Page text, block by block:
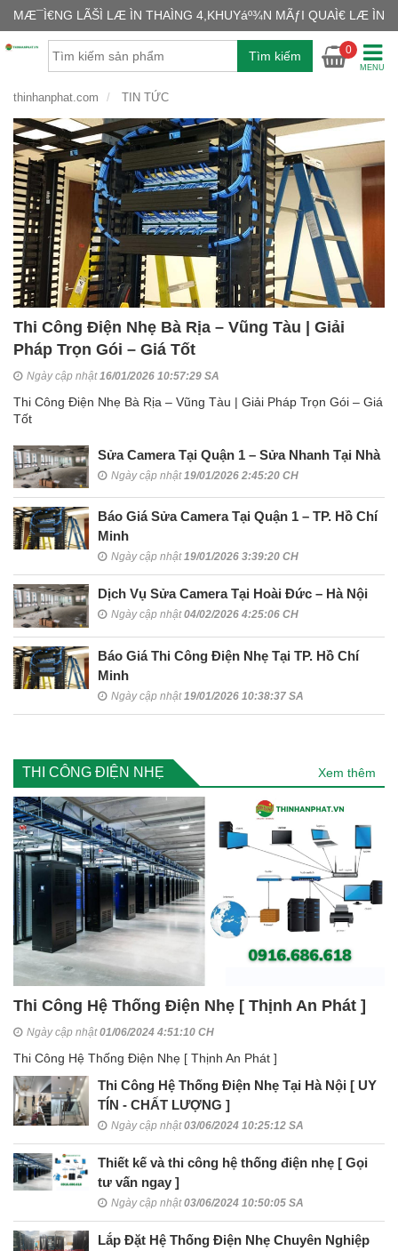
MÆ¯Ì€NG LÃŠÌ LÆ ÌN THAÌNG 4,KHUYáº¾N MÃƒI QUAÌ€ LÆ ÌN
Tìm kiếm
GIỎ
Chưa
0
MENU
thinhanphat.com TIN TỨC
Thi Công Điện Nhẹ Bà Rịa – Vũng Tàu | Giải
Pháp Trọn Gói – Giá Tốt
Ngày cập nhật 16/01/2026 10:57:29 SA
Thi Công Điện Nhẹ Bà Rịa – Vũng Tàu | Giải Pháp Trọn Gói – Giá
Tốt
Sửa Camera Tại Quận 1 – Sửa Nhanh Tại Nhà
Ngày cập nhật 19/01/2026 2:45:20 CH
Báo Giá Sửa Camera Tại Quận 1 – TP. Hồ Chí
Minh
Ngày cập nhật19/01/2026 3:39:20 CH
Dịch Vụ Sửa Camera Tại Hoài Đức – Hà Nội
Ngày cập nhật04/02/2026 4:25:06 CH
Báo Giá Thi Công Điện Nhẹ Tại TP. Hồ Chí
Minh
Ngày cập nhật19/01/2026 10:38:37 SA
THI CÔNG ĐIỆN NHẸ Xem thêm
Thi Công Hệ Thống Điện Nhẹ [ Thịnh An Phát ]
Ngày cập nhật01/06/2024 4:51:10 CH
Thi Công Hệ Thống Điện Nhẹ [ Thịnh An Phát ]
Thi Công Hệ Thống Điện Nhẹ Tại Hà Nội [ UY
TÍN - CHẤT LƯỢNG ]
Ngày cập nhật03/06/2024 10:25:12 SA
Thiết kế và thi công hệ thống điện nhẹ [ Gọi
tư vấn ngay ]
Ngày cập nhật03/06/2024 10:50:05 SA
Lắp Đặt Hệ Thống Điện Nhẹ Chuyên Nghiệp